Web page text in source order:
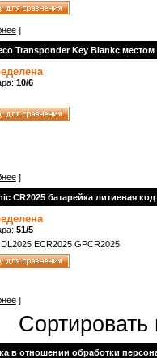
]
Transponder Key Blankс
10/6
]
CR2025 батарейка литиевая код
51/5
ECR2025 GPCR2025
]
в отношении обработки